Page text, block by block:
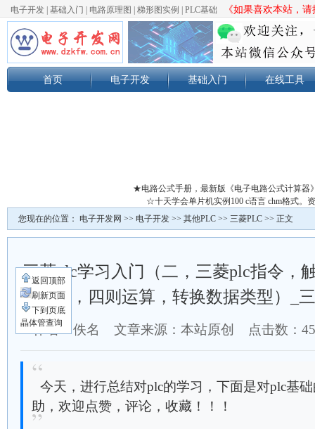
电子开发 基础入门 电路原理图 梯形图实例 PLC基础 《如果喜欢本站，
首页 电子开发 基础入门 在线工具
★电路公式手册，最新版《电子电路公式计算器
☆十天学会单片机实例100 c语言 chm格式。
您现在的位置： 电子开发网 >> 电子开发 >> 其他PLC >> 三菱PLC >> 正文
三菱plc学习入门（二，三菱plc指令，
替，四则运算，转换数据类型）_
作者：佚名 文章来源：本站原创 点击数：
今天，进行总结对plc的学习，下面是对plc基
助，欢迎点赞，评论，收藏！！！
返回顶部
刷新页面
下到页底
晶体管查询